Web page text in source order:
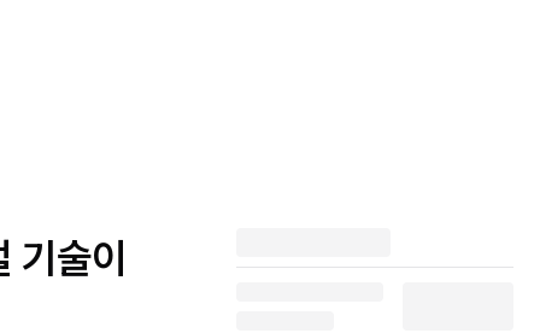
기술이